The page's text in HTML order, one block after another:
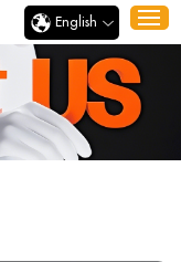
English